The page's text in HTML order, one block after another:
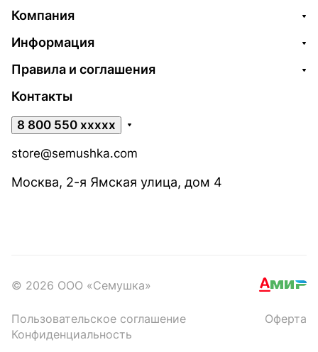
Компания
Информация
Правила и соглашения
Контакты
8 800 550 xxxxx
store@semushka.com
Москва, 2-я Ямская улица, дом 4
© 2026 ООО «Семушка»
Пользовательское соглашение
Конфиденциальность
Оферта